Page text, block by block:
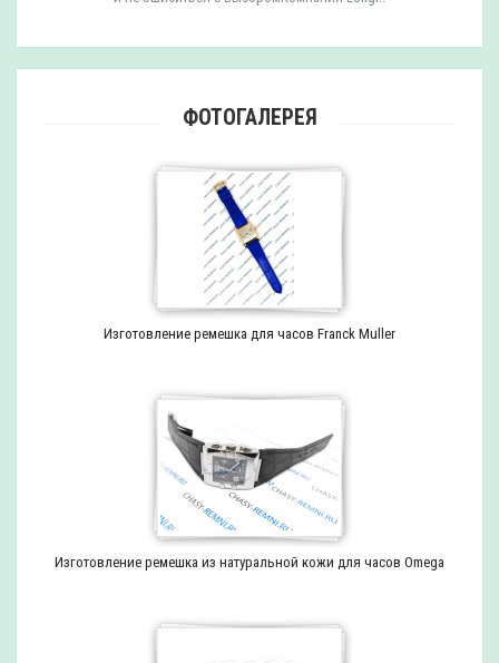
ФОТОГАЛЕРЕЯ
Изготовление ремешка для часов Franck Muller
Изготовление ремешка из натуральной кожи для часов Omega